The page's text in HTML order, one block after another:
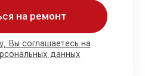
с возможностью
имеются на
остальные доступны
на ремонт
Вы соглашаетесь на
данных